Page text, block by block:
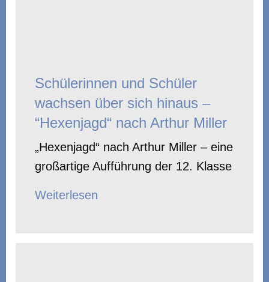
Schülerinnen und Schüler
wachsen über sich hinaus –
“Hexenjagd“ nach Arthur Miller
„Hexenjagd“ nach Arthur Miller – eine
großartige Aufführung der 12. Klasse
Weiterlesen